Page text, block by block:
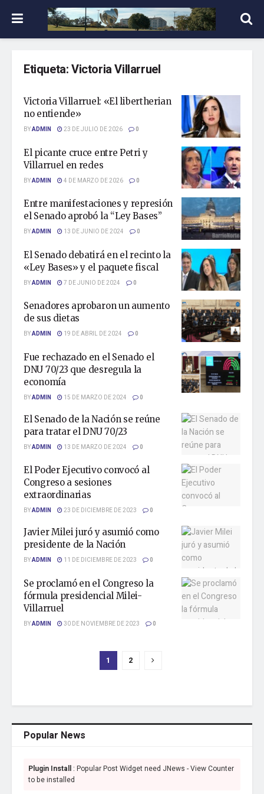
Etiqueta:Victoria Villarruel
Victoria Villarruel: «El libertherian
no entiende»
BYADMIN 23 DE JULIO DE 2026 0
El picante cruce entre Petri y
Villarruel en redes
BYADMIN 4 DE MARZO DE 2026 0
Entre manifestaciones y represión
el Senado aprobó la “Ley Bases”
BYADMIN 13 DE JUNIO DE 2024 0
El Senado debatirá en el recinto la
«Ley Bases» y el paquete fiscal
BYADMIN 7 DE JUNIO DE 2024 0
Senadores aprobaron un aumento
de sus dietas
BYADMIN 19 DE ABRIL DE 2024 0
Fue rechazado en el Senado el
DNU 70/23 que desregula la
economía
BYADMIN 15 DE MARZO DE 2024 0
El Senado de la Nación se reúne
para tratar el DNU 70/23
BYADMIN 13 DE MARZO DE 2024 0
El Poder Ejecutivo convocó al
Congreso a sesiones
extraordinarias
BYADMIN 23 DE DICIEMBRE DE 2023 0
Javier Milei juró y asumió como
presidente de la Nación
BYADMIN 11 DE DICIEMBRE DE 2023 0
Se proclamó en el Congreso la
fórmula presidencial Milei-
Villarruel
BYADMIN 30 DE NOVIEMBRE DE 2023 0
1 2
Popular News
Plugin Install : Popular Post Widget need JNews - View Counter
to be installed